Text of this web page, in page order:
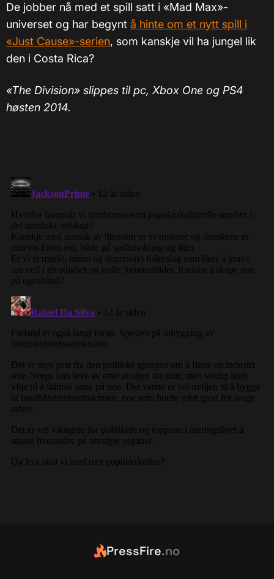
De jobber nå med et spill satt i «Mad Max»-
universet og har begynt å hinte om et nytt spill i
«Just Cause»-serien, som kanskje vil ha jungel lik
den i Costa Rica?
«The Division» slippes til pc, Xbox One og PS4
høsten 2014.
PressFire.no